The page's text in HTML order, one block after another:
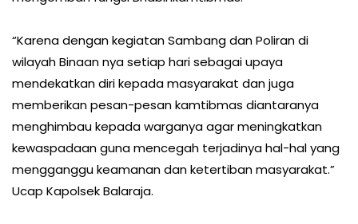
“Karena dengan kegiatan Sambang dan Poliran di
wilayah Binaan nya setiap hari sebagai upaya
mendekatkan diri kepada masyarakat dan juga
memberikan pesan-pesan kamtibmas diantaranya
menghimbau kepada warganya agar meningkatkan
kewaspadaan guna mencegah terjadinya hal-hal yang
mengganggu keamanan dan ketertiban masyarakat.”
Ucap Kapolsek Balaraja.